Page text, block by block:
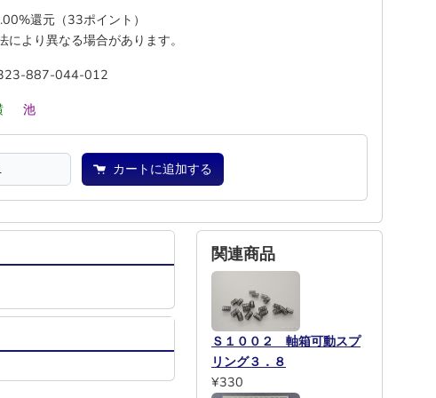
還元（33ポイント）
より異なる場合があります。
887-044-012
池
カートに追加する
関連商品
Ｓ１００２ 軸箱可動スプ
リング３．８
¥330